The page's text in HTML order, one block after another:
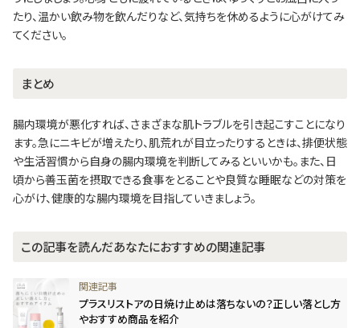
たり、温かい飲み物を飲んだりなど、気持ちを休めるように心がけてみ
てください。
まとめ
腸内環境が悪化すれば、さまざまな肌トラブルを引き起こすことになり
ます。急にニキビが増えたり、肌荒れが目立ったりするときは、排便状態
や生活習慣から自身の腸内環境を判断してみるといいかも。また、日
頃から善玉菌を摂取できる食事をとることや良質な睡眠などの対策を
心がけ、健康的な腸内環境を目指していきましょう。
この記事を読んだあなたにおすすめの関連記事
プラスリストアの日焼け止めは落ちないの？正しい落とし方
やおすすめ商品を紹介